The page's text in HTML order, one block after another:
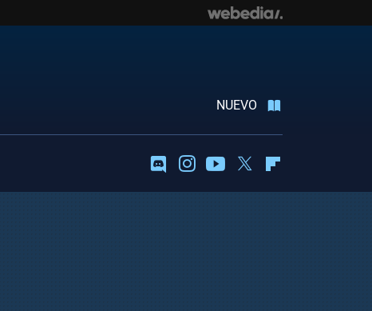
NUEVO
DiscordInstagramYoutubeTwitter